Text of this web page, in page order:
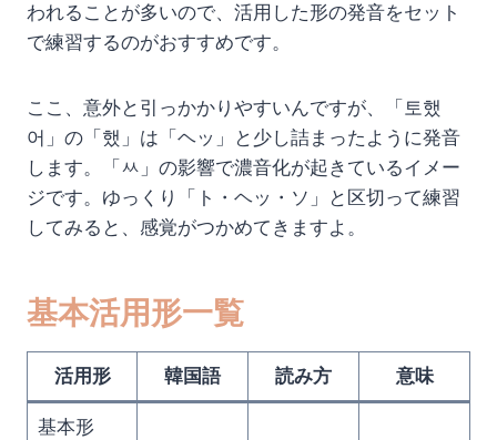
われることが多いので、活用した形の発音をセット
で練習するのがおすすめです。
ここ、意外と引っかかりやすいんですが、「토했
어」の「했」は「ヘッ」と少し詰まったように発音
します。「ㅆ」の影響で濃音化が起きているイメー
ジです。ゆっくり「ト・ヘッ・ソ」と区切って練習
してみると、感覚がつかめてきますよ。
基本活用形一覧
活用形 韓国語 読み方 意味
基本形